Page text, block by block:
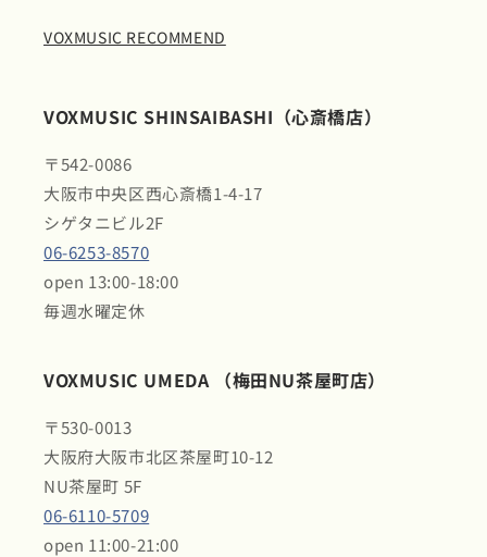
VOXMUSIC RECOMMEND
VOXMUSIC SHINSAIBASHI（心斎橋店）
〒542-0086
大阪市中央区西心斎橋1-4-17
シゲタニビル2F
06-6253-8570
open 13:00-18:00
毎週水曜定休
VOXMUSIC UMEDA （梅田NU茶屋町店）
〒530-0013
大阪府大阪市北区茶屋町10-12
NU茶屋町 5F
06-6110-5709
open 11:00-21:00